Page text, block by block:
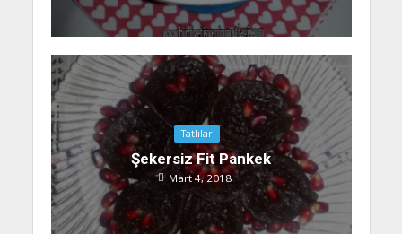
Tatlılar
Şekersiz Fit Pankek
Mart 4, 2018